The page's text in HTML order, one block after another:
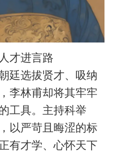
才进言路
选拔贤才、吸纳
李林甫却将其牢牢
工具。主持科举
以严苛且晦涩的标
有才学、心怀天下